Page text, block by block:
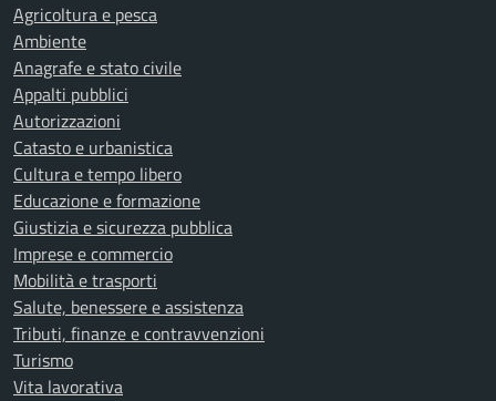
Agricoltura e pesca
Ambiente
Anagrafe e stato civile
Appalti pubblici
Autorizzazioni
Catasto e urbanistica
Cultura e tempo libero
Educazione e formazione
Giustizia e sicurezza pubblica
Imprese e commercio
Mobilità e trasporti
Salute, benessere e assistenza
Tributi, finanze e contravvenzioni
Turismo
Vita lavorativa